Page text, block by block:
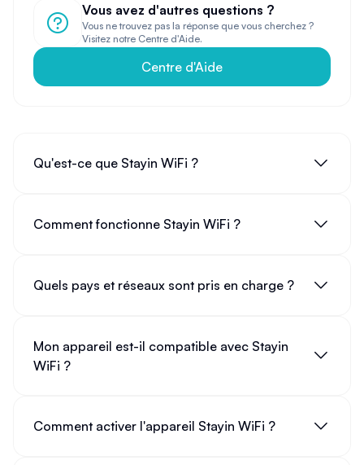
Vous avez d'autres questions ?
Vous ne trouvez pas la réponse que vous cherchez ?
Visitez notre Centre d'Aide.
Centre d'Aide
Qu'est-ce que Stayin WiFi ?
Comment fonctionne Stayin WiFi ?
Quels pays et réseaux sont pris en charge ?
Mon appareil est-il compatible avec Stayin
WiFi ?
Comment activer l'appareil Stayin WiFi ?